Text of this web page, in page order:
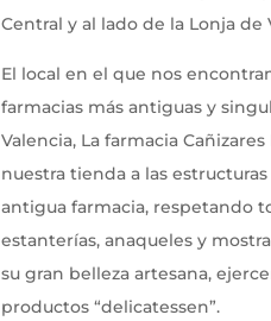
Central y al lado de la Lonja de
El local en el que nos
farmacias más antiguas y
Valencia, La farmacia
nuestra tienda a las
antigua farmacia, respetando
estanterías, anaqueles y
su gran belleza artesana,
productos “delicatessen”.